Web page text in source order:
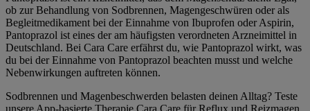
ob zur Behandlung von Sodbrennen, Magengeschwüren oder als
Begleitmedikament bei der Einnahme von Ibuprofen oder Aspirin,
Pantoprazol ist eines der am häufigsten verordneten Arzneimittel in
Deutschland. Bei Cara Care erfährst du, wie Pantoprazol wirkt, was
du bei der Einnahme von Pantoprazol beachten musst und welche
Nebenwirkungen auftreten können.
Sodbrennen und Magenbeschwerden belasten deinen Alltag? Teste
unsere App-basierte Therapie Cara Care für Reflux und Reizmagen